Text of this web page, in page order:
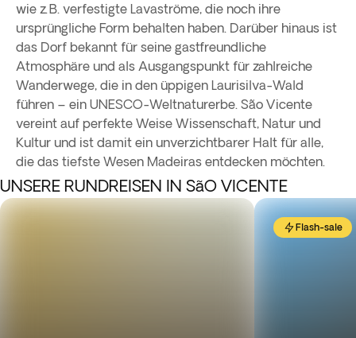
wie z. B. verfestigte Lavaströme, die noch ihre
ursprüngliche Form behalten haben. Darüber hinaus ist
das Dorf bekannt für seine gastfreundliche
Atmosphäre und als Ausgangspunkt für zahlreiche
Wanderwege, die in den üppigen Laurisilva-Wald
führen – ein UNESCO-Weltnaturerbe. São Vicente
vereint auf perfekte Weise Wissenschaft, Natur und
Kultur und ist damit ein unverzichtbarer Halt für alle,
die das tiefste Wesen Madeiras entdecken möchten.
UNSERE RUNDREISEN IN SãO VICENTE
Flash-sale